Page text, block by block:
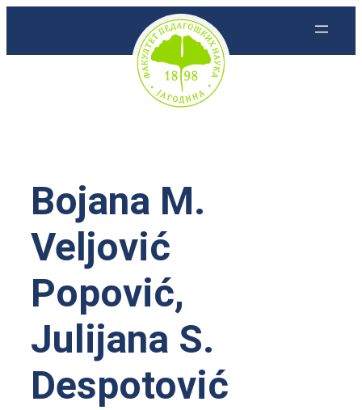
Bojana M.
Veljović
Popović,
Julijana S.
Despotović